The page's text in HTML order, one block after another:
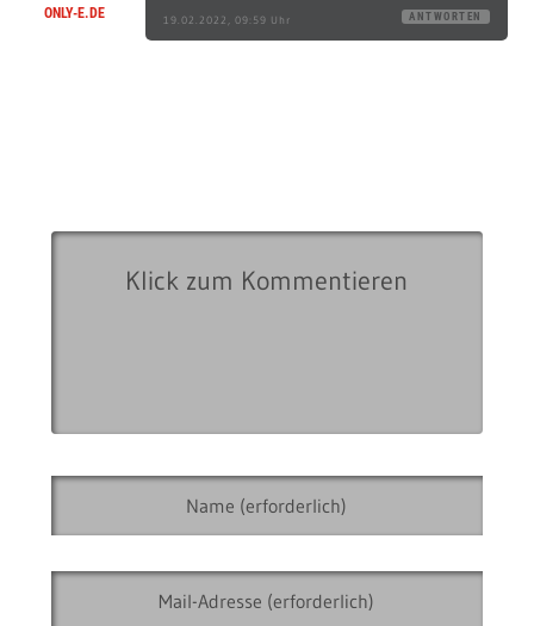
ONLY-E.DE 19.02.2022, 09:59 Uhr ANTWORTEN